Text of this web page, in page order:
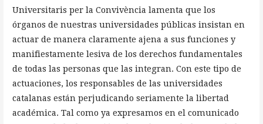
Universitaris per la Convivència lamenta que los
órganos de nuestras universidades públicas insistan en
actuar de manera claramente ajena a sus funciones y
manifiestamente lesiva de los derechos fundamentales
de todas las personas que las integran. Con este tipo de
actuaciones, los responsables de las universidades
catalanas están perjudicando seriamente la libertad
académica. Tal como ya expresamos en el comunicado